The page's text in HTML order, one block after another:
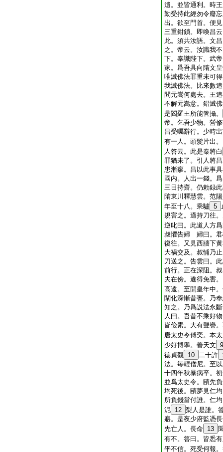
遺。並皆通利。時
勤受持此經勿令廢
出。欲至門首。便
三重鉗鎖。即喚昌
此。須共汝語。文
之。帝云。汝識我
下。奉識陛下。武
家。爲吾具向隋文
唯滅佛法罪重未可
我滅佛法。比來數
問元嵩何處去。王
不解元嵩意。錯滅
是閻羅王所能管攝。
帝。乞吾少物。營
昌受囑辭行。少時
有一人。頭髮片出
人答云。此是秦將白
罪猶未了。引人將
患漸瘳。昌以此事
國内。人出一錢。
三日持齋。仍勅録
隋東川釋慧雲。范
年至十八。乘驢 5
規害之。適持刀往
逆叱曰。此道人方
叔懼告婦 婦曰。君
復往。又見西牆下
大禍交及。叔悑乃
刀送之。告雲曰。
前行。正在深阻。
夫在傍。遂得免害
高遠。至開皇年中
闡化深慚昔亹。乃
知之。乃爲説法永
人曰。吾昔不乘好
皆儉素。大有聲譽
唐太史令傅奕。本
少好博學。善天文 9
徳貞觀 10 二十許
法。毎輕僧尼。至
十四年秋暴病卒。
並爲太史令。賾先
均死後。賾夢見仁
所負錢當付誰。仁
泥 12 梨人是誰。
寤。是夜少府監憑
先亡人。長命
13
有不。答曰。皆悉
平不信。死受何報